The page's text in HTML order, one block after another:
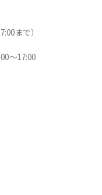
まで）
～17:00